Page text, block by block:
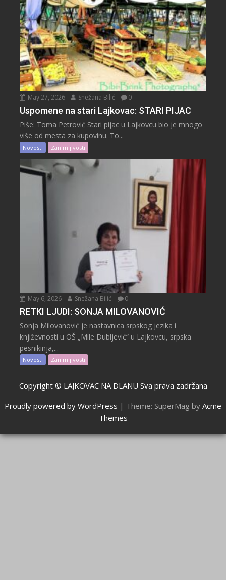
May 27, 2026 Snežana Bilić 0
Uspomene na stari Lajkovac: STARI PIJAC
Piše: Toma Petrović Stari pijac u Lajkovcu bio je mnogo
više od mesta za kupovinu. To...
Novosti Zanimljivosti
May 6, 2026 Snežana Bilić 0
RETKI LJUDI: SONJA MILOVANOVIĆ
Sonja Milovanović je nastavnica srpskog jezika i
književnosti u OŠ „Mile Dubljević“ u Lajkovcu, srpska
pesnikinja,...
Novosti Zanimljivosti
Copyright © LAJKOVAC NA DLANU Sva prava zadržana
Proudly powered by WordPress | Theme: SuperMag by Acme
Themes